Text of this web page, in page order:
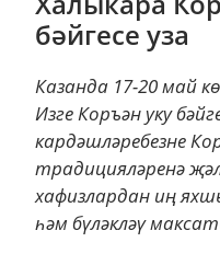
бәйгесе уза
Казанда 17-20 май
Изге Коръән уку
кардәшләребезне
традицияләренә
хафизлардан иң
һәм бүләкләү